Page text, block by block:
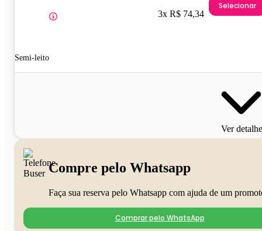
Semi-leito
3x R$ 74,34
Selecionar
Ver
Compre pelo Whatsapp
Faça sua reserva pelo Whatsapp com ajuda de um
Comprar pelo WhatsApp